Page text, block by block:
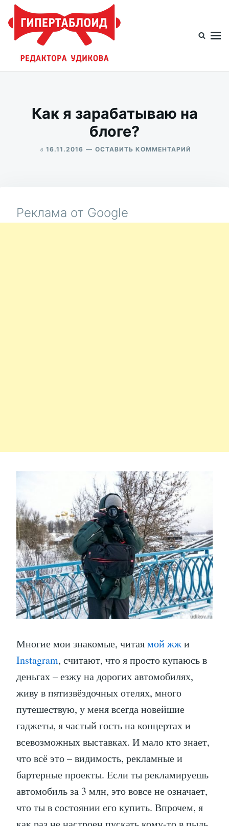
Перейти
содержимому
Искать:
Как я зарабатываю на
блоге?
в 16.11.2016 ОСТАВИТЬ КОММЕНТАРИЙ
Реклама от Google
Многие мои знакомые, читаямой жжи
Instagram, считают, что я просто купаюсь в
деньгах – езжу на дорогих автомобилях,
живу в пятизвёздочных отелях, много
путешествую, у меня всегда новейшие
гаджеты, я частый гость на концертах и
всевозможных выставках. И мало кто знает,
что всё это – видимость, рекламные и
бартерные проекты. Если ты рекламируешь
автомобиль за 3 млн, это вовсе не означает,
что ты в состоянии его купить. Впрочем, я